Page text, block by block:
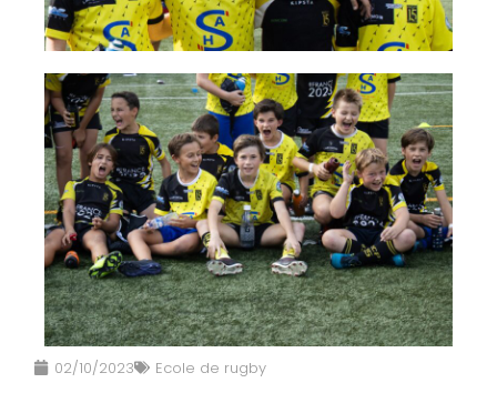
02/10/2023 Ecole de rugby